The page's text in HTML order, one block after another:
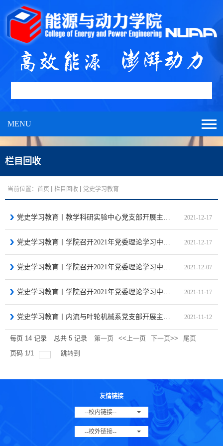
MENU
栏目回收
当前位置： 首页 栏目回收 党史学习教育
党史学习教育丨教学科研实验中心党支部开展主题党日活动 ——学党史，致敬隐蔽战线无名英雄 2021-12-17
党史学习教育丨学院召开2021年党委理论学习中心组（扩大）第十一次学习会暨联合学习 2021-12-17
党史学习教育丨学院召开2021年党委理论学习中心组（扩大）第十次学习会暨专题读书班 2021-12-07
党史学习教育丨学院召开2021年党委理论学习中心组（扩大）第九次学习会 2021-11-17
党史学习教育丨内流与叶轮机械系党支部开展主题党日活动——“走近航心，激发动力”航空知识科普 2021-11-12
每页 14 记录 总共 5 记录 第一页 <<上一页 下一页>>
尾页
页码 1/1 跳转到
友情链接
--校内链接--
--校外链接--